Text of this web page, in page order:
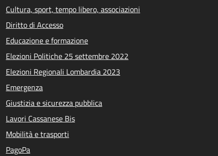
Cultura, sport, tempo libero, associazioni
Diritto di Accesso
Educazione e formazione
Elezioni Politiche 25 settembre 2022
Elezioni Regionali Lombardia 2023
Emergenza
Giustizia e sicurezza pubblica
Lavori Cassanese Bis
Mobilità e trasporti
PagoPa